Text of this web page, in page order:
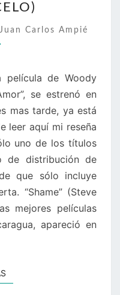
Juan Carlos Ampié
película de Woody
se estrenó en
mas tarde, ya está
leer aquí mi reseña
uno de los títulos
de distribución de
que sólo incluye
“Shame” (Steve
mejores películas
apareció en
LEER MÁS